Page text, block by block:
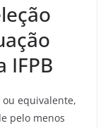
IFPB
equivalente,
pelo menos